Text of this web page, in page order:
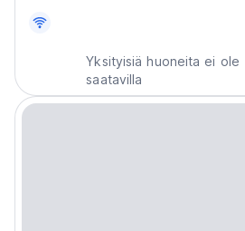
unohtumattomia muistoja. (Auto-
Yksityisiä huoneita ei ole
saatavilla